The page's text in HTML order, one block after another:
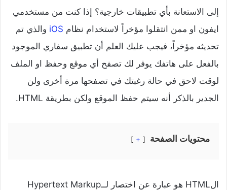
إلى الاستعانة بأي تطبيقات خارجية؟ إذا كنت من مستخدمي
ايفون او ممن انتقلوا مؤخراً لاستخدام نظام iOS والذي تم
تحديثه مؤخراً، فيجب عليك العلم أن تطبيق سفاري الموجود
بالفعل على هاتفك يوفر لك تصفح أي موقع وحفظ او الملف
لوقت لاحق في حالة رغبتك في تصفحها مرة أخرى ولن
الجدير بالذكر أنه سيتم حفظ الموقع ولكن بطريقة HTML.
محتويات الصفحة +
الHTML هو عبارة عن اختصار لــHypertext Markup